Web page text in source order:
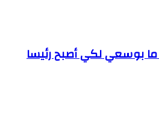
ما بوسعي لكي أصبح رئيسا